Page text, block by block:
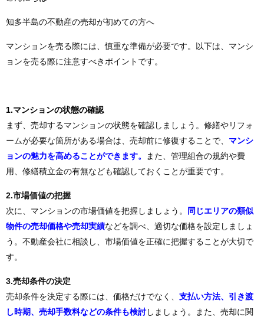
知多半島の不動産の売却が初めての方へ
マンションを売る際には、慎重な準備が必要です。以下は、マンシ
ョンを売る際に注意すべきポイントです。
1.マンションの状態の確認
まず、売却するマンションの状態を確認しましょう。修繕やリフォ
ームが必要な箇所がある場合は、売却前に修復することで、 マンシ
ョンの魅力を高めることができます。
また、管理組合の規約や費
用、修繕積立金の有無なども確認しておくことが重要です。
2.市場価値の把握
次に、マンションの市場価値を把握しましょう。 同じエリアの類似
物件の売却価格や売却実績などを調べ、適切な価格を設定しましょ
う。不動産会社に相談し、市場価値を正確に把握することが大切で
す。
3.売却条件の決定
売却条件を決定する際には、価格だけでなく、 支払い方法、引き渡
し時期、売却手数料などの条件も検討しましょう。また、売却に関